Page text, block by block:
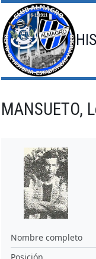
Saltar
al
contenido
MANSUETO,
Nombre completo